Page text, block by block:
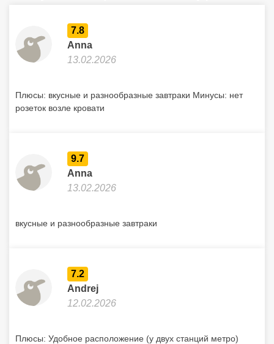
7.8
Anna
13.02.2026
Плюсы: вкусные и разнообразные завтраки Минусы: нет
розеток возле кровати
9.7
Anna
13.02.2026
вкусные и разнообразные завтраки
7.2
Andrej
12.02.2026
Плюсы: Удобное расположение (у двух станций метро)